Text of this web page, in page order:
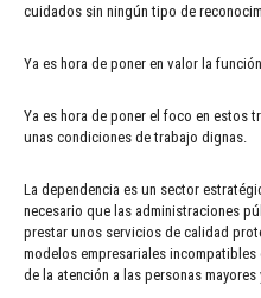
cuidados sin ningún tipo de
Ya es hora de poner en valor la
Ya es hora de poner el foco en estos
unas condiciones de trabajo dignas.
La dependencia es un sector
necesario que las administraciones
prestar unos servicios de calidad
modelos empresariales
de la atención a las personas mayores